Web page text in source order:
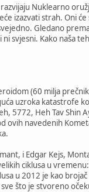
Nuklearno
izazvati strah. Oni
Gledano
svjesni. Kako naša
(60 milja
uzroka katastrofe
5772, Heh Tav Shin
navedenih
i Edgar Kejs,
ciklusa u
u 2012 je kao
što je stvoreno